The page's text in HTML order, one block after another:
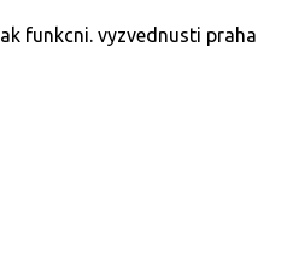
funkcni. vyzvednusti praha